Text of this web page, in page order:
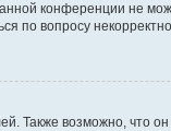
конференции не
по вопросу
Также возможно, что